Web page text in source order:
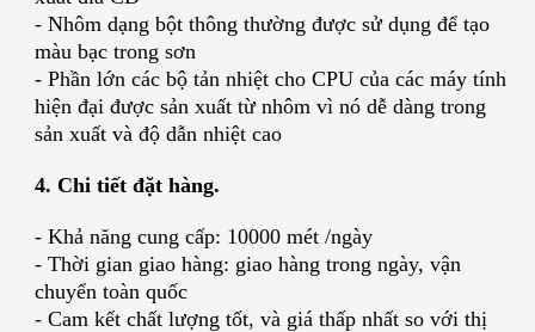
- Nhôm dạng bột thông thường được sử dụng để tạo
màu bạc trong sơn
- Phần lớn các bộ tản nhiệt cho CPU của các máy tính
hiện đại được sản xuất từ nhôm vì nó dễ dàng trong
sản xuất và độ dẫn nhiệt cao
4. Chi tiết đặt hàng.
- Khả năng cung cấp: 10000 mét /ngày
- Thời gian giao hàng: giao hàng trong ngày, vận
chuyển toàn quốc
- Cam kết chất lượng tốt, và giá thấp nhất so với thị